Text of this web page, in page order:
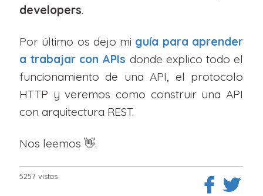
developers.
Por último os dejo mi guía para aprender
a trabajar con APIs donde explico todo el
funcionamiento de una API, el protocolo
HTTP y veremos como construir una API
con arquitectura REST.
Nos leemos 👋.
5257 vistas